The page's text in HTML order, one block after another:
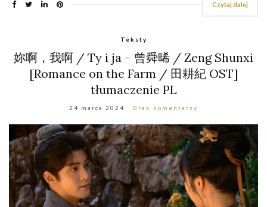
Czytaj dalej
Teksty
妳啊，我啊 / Ty i ja – 曾舜晞 / Zeng Shunxi
[Romance on the Farm / 田耕紀 OST]
tłumaczenie PL
24 marca 2024 Brak komentarzy